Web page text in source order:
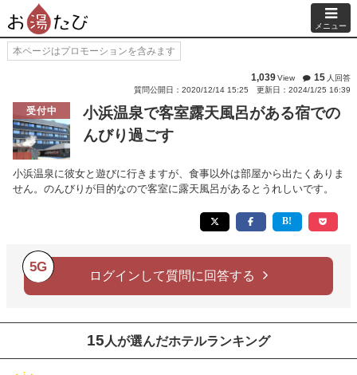
メニュー
本ページはプロモーションを含みます
1,039View 15 人回答
質問公開日：2020/12/14 15:25
更新日：2024/1/25 16:39
受付中
小浜温泉で客室露天風呂がある宿での
んびり過ごす
小浜温泉に彼女と遊びに行きますが、食事以外は部屋から出たくありま
せん。のんびりが目的なので客室に露天風呂があるとうれしいです。
5G
ログインして質問に回答する
15 人が選んだホテルランキング